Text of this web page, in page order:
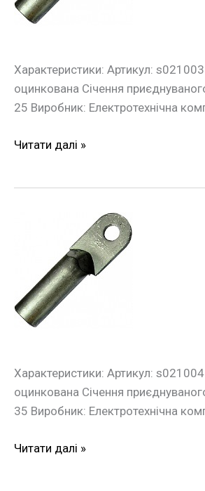
Характеристики: Артикул:
оцинкована Січення
25 Виробник: Електротехнічна
кв.мм
Читати далі »
Характеристики: Артикул:
оцинкована Січення
35 Виробник: Електротехнічна
накінечник
e.end.stand.z.35
35
кв.мм
Читати далі »